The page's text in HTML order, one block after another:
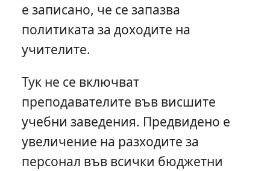
е записано, че се запазва
политиката за доходите на
учителите.
Тук не се включват
преподавателите във висшите
учебни заведения. Предвидено е
увеличение на разходите за
персонал във всички бюджетни